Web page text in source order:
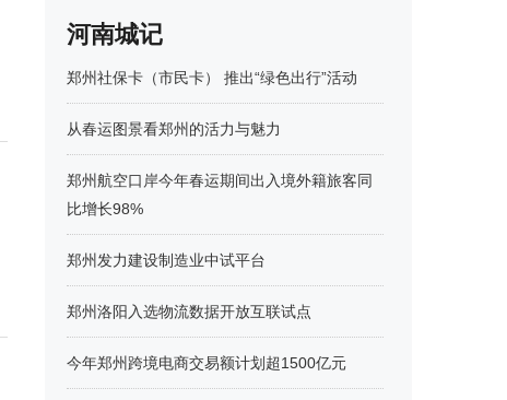
河南城记
郑州社保卡（市民卡） 推出“绿色出行”活动
从春运图景看郑州的活力与魅力
郑州航空口岸今年春运期间出入境外籍旅客同
比增长98%
郑州发力建设制造业中试平台
郑州洛阳入选物流数据开放互联试点
今年郑州跨境电商交易额计划超1500亿元